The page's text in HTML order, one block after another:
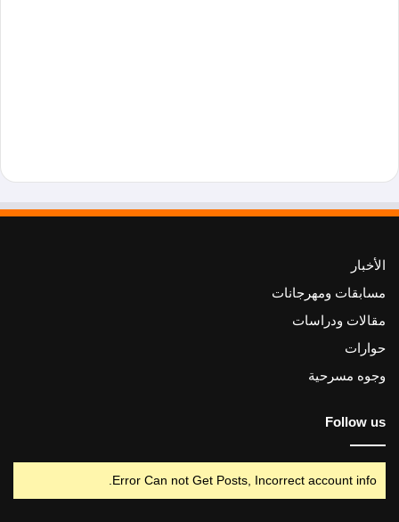
الأخبار
مسابقات ومهرجانات
مقالات ودراسات
حوارات
وجوه مسرحية
Follow us
Error Can not Get Posts, Incorrect account info.